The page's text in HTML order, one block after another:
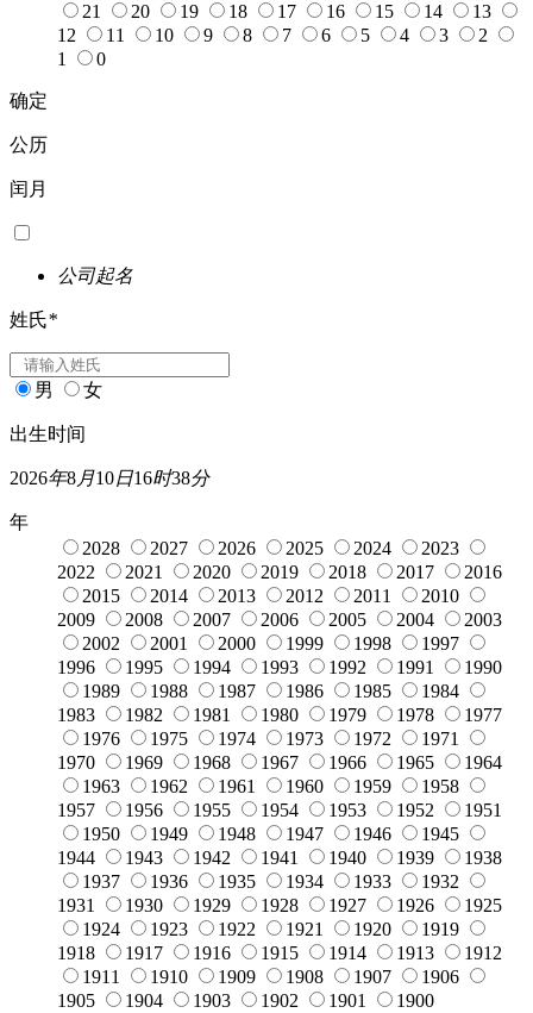
21
20 19 18 17 16 15 14
13
12
11 10 9 8 7 6 5 4 3
2
1
0
确定
公历
闰月
公司起名
姓氏*
男 女
出生时间
2026年8月10日16时38分
年
2028
2027 2026 2025 2024
2023
2022
2021 2020 2019 2018 2017
2016
2015
2014 2013 2012 2011
2010
2009
2008 2007 2006 2005 2004
2003
2002
2001 2000 1999 1998
1997
1996
1995 1994 1993 1992 1991
1990
1989
1988 1987 1986 1985
1984
1983
1982 1981 1980 1979 1978
1977
1976
1975 1974 1973 1972
1971
1970
1969 1968 1967 1966 1965
1964
1963
1962 1961 1960 1959
1958
1957
1956 1955 1954 1953 1952
1951
1950
1949 1948 1947 1946
1945
1944
1943 1942 1941 1940 1939
1938
1937
1936 1935 1934 1933
1932
1931
1930 1929 1928 1927 1926
1925
1924
1923 1922 1921 1920
1919
1918
1917 1916 1915 1914 1913
1912
1911
1910 1909 1908 1907
1906
1905
1904 1903 1902 1901 1900